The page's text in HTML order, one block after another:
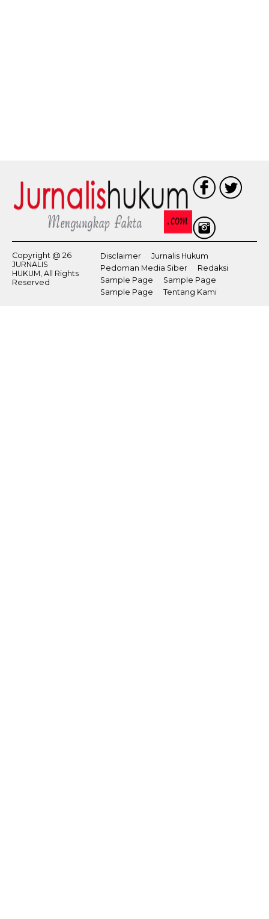
Copyright @ 26
JURNALIS
HUKUM, All Rights
Reserved
Disclaimer
Jurnalis Hukum
Pedoman Media Siber
Redaksi
Sample Page
Sample Page
Sample Page
Tentang Kami